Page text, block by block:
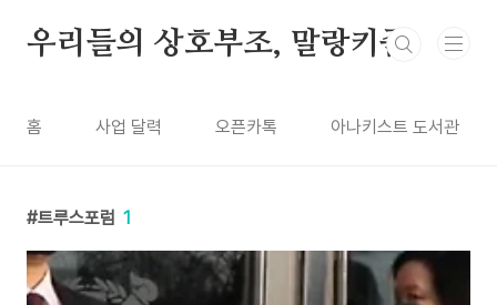
우리들의 상호부조, 말랑키즘
홈 사업 달력 오픈카톡 아나키스트 도서관
트루스포럼 1